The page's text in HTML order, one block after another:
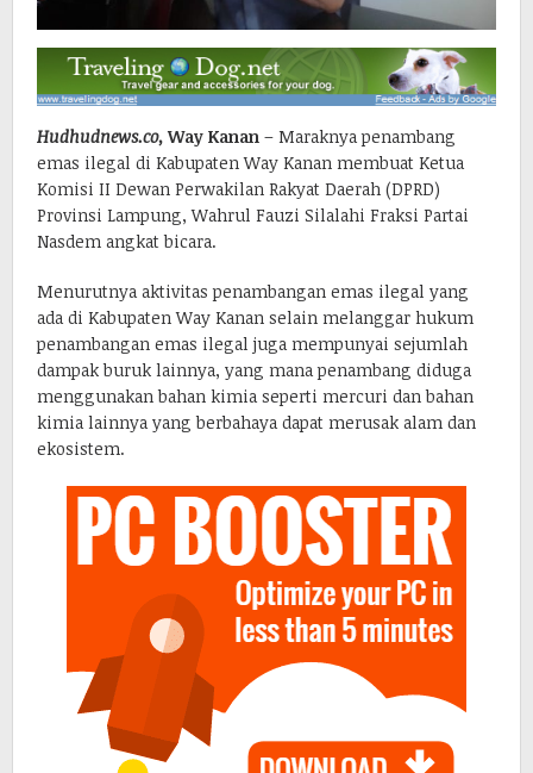
Hudhudnews.co,Way Kanan – Maraknya penambang
emas ilegal di Kabupaten Way Kanan membuat Ketua
Komisi II Dewan Perwakilan Rakyat Daerah (DPRD)
Provinsi Lampung, Wahrul Fauzi Silalahi Fraksi Partai
Nasdem angkat bicara.
Menurutnya aktivitas penambangan emas ilegal yang
ada di Kabupaten Way Kanan selain melanggar hukum
penambangan emas ilegal juga mempunyai sejumlah
dampak buruk lainnya, yang mana penambang diduga
menggunakan bahan kimia seperti mercuri dan bahan
kimia lainnya yang berbahaya dapat merusak alam dan
ekosistem.